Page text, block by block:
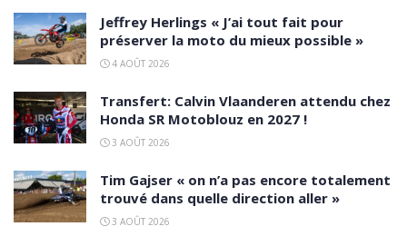
Jeffrey Herlings « J’ai tout fait pour
préserver la moto du mieux possible »
4 AOÛT 2026
Transfert: Calvin Vlaanderen attendu chez
Honda SR Motoblouz en 2027 !
3 AOÛT 2026
Tim Gajser « on n’a pas encore totalement
trouvé dans quelle direction aller »
3 AOÛT 2026